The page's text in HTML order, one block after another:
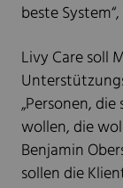
beste
Livy Care soll
„Personen,
wollen, die
Benjamin
sollen die